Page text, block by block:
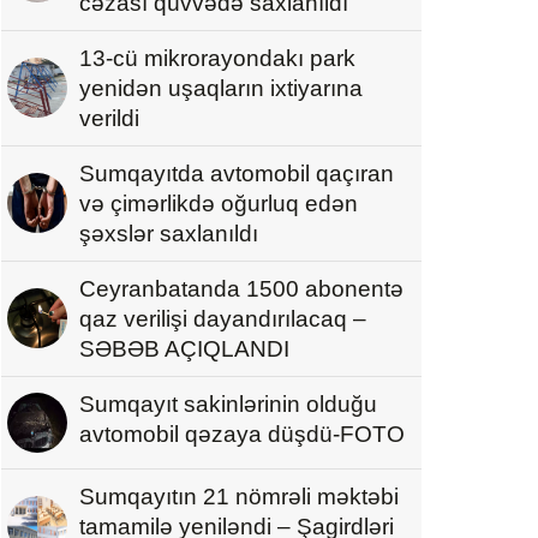
13-cü mikrorayondakı park
yenidən uşaqların ixtiyarına
verildi
Sumqayıtda avtomobil qaçıran
və çimərlikdə oğurluq edən
şəxslər saxlanıldı
Ceyranbatanda 1500 abonentə
qaz verilişi dayandırılacaq –
SƏBƏB AÇIQLANDI
Sumqayıt sakinlərinin olduğu
avtomobil qəzaya düşdü-FOTO
Sumqayıtın 21 nömrəli məktəbi
tamamilə yeniləndi – Şagirdləri